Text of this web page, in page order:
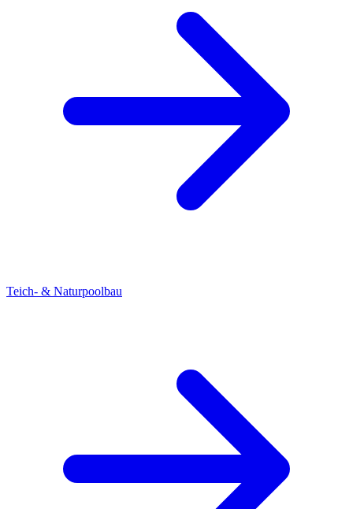
Teich- & Naturpoolbau